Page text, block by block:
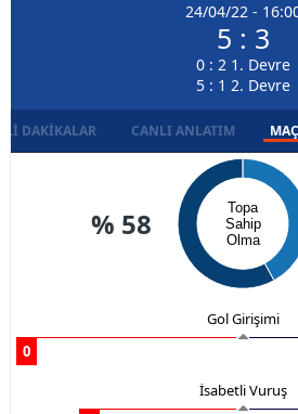
24/04/22 -
5 : 3
0 : 2 1. Devre
5 : 1 2. Devre
DAKIKALAR CANLI ANLATIM
Topa
Sahip
Olma
% 58
Gol Girişimi
0
İsabetli Vuruş